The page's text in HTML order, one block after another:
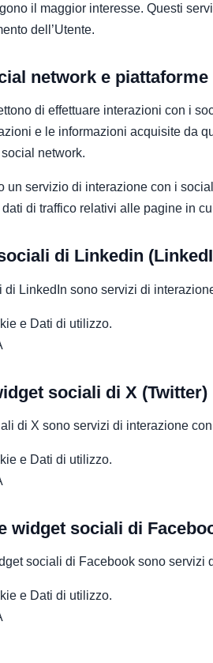
il maggior interesse. Questi
dell’Utente.
network e piattaforme
di effettuare interazioni con i
e le informazioni acquisite da
network.
un servizio di interazione con i
di traffico relativi alle pagine in
di Linkedin
di LinkedIn sono servizi di
e Dati di utilizzo.
sociali di X (Twitter)
di X sono servizi di interazione
e Dati di utilizzo.
widget sociali di
sociali di Facebook sono
e Dati di utilizzo.